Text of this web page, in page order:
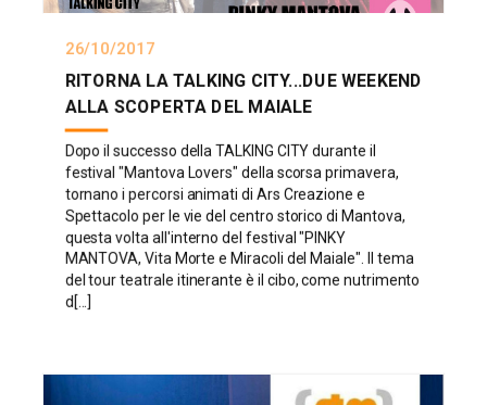
26/10/2017
RITORNA LA TALKING CITY...DUE WEEKEND
ALLA SCOPERTA DEL MAIALE
Dopo il successo della TALKING CITY durante il
festival "Mantova Lovers" della scorsa primavera,
tornano i percorsi animati di Ars Creazione e
Spettacolo per le vie del centro storico di Mantova,
questa volta all'interno del festival "PINKY
MANTOVA, Vita Morte e Miracoli del Maiale". Il tema
del tour teatrale itinerante è il cibo, come nutrimento
d[...]